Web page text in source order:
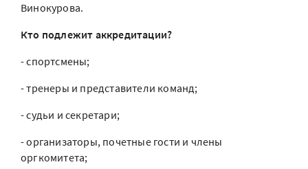
Винокурова.
Кто подлежит аккредитации?
- спортсмены;
- тренеры и представители команд;
- судьи и секретари;
- организаторы, почетные гости и члены
оргкомитета;